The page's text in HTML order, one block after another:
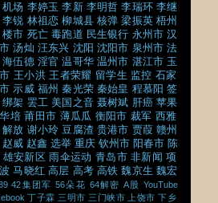
机场 李婷玉 李新 李明哲 李瑞环 李继
李锐 林祖恋 柳城县 核弹 梁振英 梧州
楼市 死亡 毒跑道 民生银行 永州市 汉
汤灿 汪东兴 沈阳 沈阳市 泉州市 法
海伍德 淫官 温哥华 温州市 湛江市 玉
王小洪 王者荣耀 留学生 监控 石家
示威 福州 秦光荣 秦始皇 程慕阳 签
绑架 罢工 美国之音 聂树斌 肝癌 苹果
培 莆田市 薄瓜瓜 衡阳市 裁军 西雅
解放 谢小玲 豆腐渣 贵港市 贾葭 赣州
赵威 赵鑫 选举 重庆 钦州市 阳春市 陈
雄安新区 雨伞运动 青岛市 非新闻 项
马晓红 高层 高考 高铁 魏京生 魏宏
42集团军 56朵花 64解密 A股 YouTube
丁子霖 三明市 三门峡市 上饶市 下乡